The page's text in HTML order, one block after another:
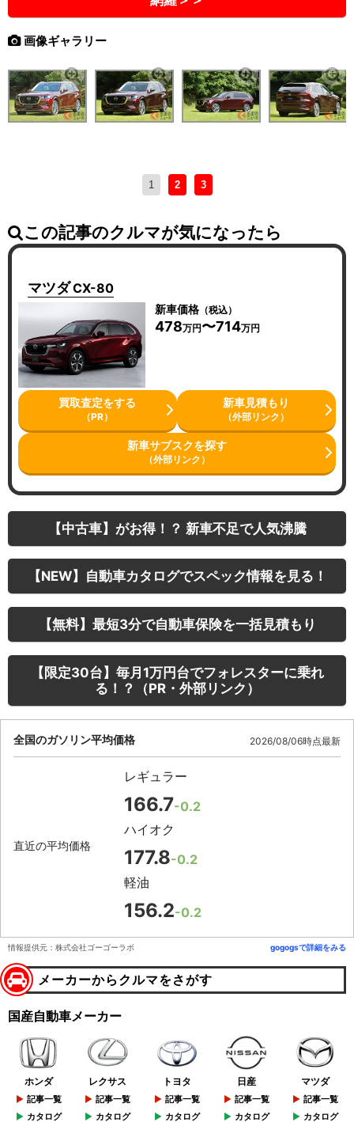
画像ギャラリー
1 2 3
この記事のクルマが気になったら
マツダCX-80
新車価格（税込）
478万円〜714万円
買取査定をする
（PR）
新車見積もり
（外部リンク）
新車サブスクを探す
（外部リンク）
【中古車】がお得！？ 新車不足で人気沸騰
【NEW】自動車カタログでスペック情報を見る！
【無料】最短3分で自動車保険を一括見積もり
【限定30台】毎月1万円台でフォレスターに乗れ
る！？（PR・外部リンク）
全国のガソリン平均価格 2026/08/06時点最新
直近の平均価格
レギュラー
166.7-0.2
ハイオク
177.8-0.2
軽油
156.2-0.2
情報提供元：株式会社ゴーゴーラボ gogogsで詳細をみる
メーカーからクルマをさがす
国産自動車メーカー
ホンダ
記事一覧
カタログ
レクサス
記事一覧
カタログ
トヨタ
記事一覧
カタログ
日産
記事一覧
カタログ
マツダ
記事一覧
カタログ